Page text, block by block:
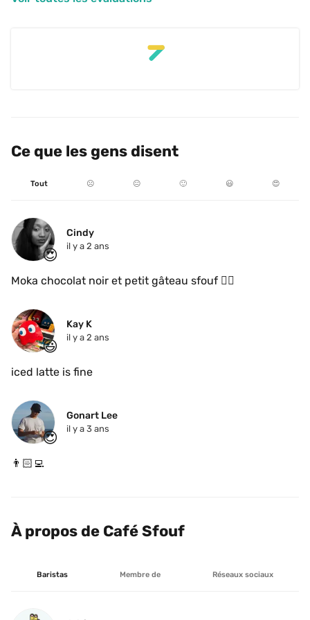
Ce que les gens disent
Tout ☹️ 😐 🙂 😃 😍
😍
Cindy
il y a 2 ans
Moka chocolat noir et petit gâteau sfouf 👌🏾
😃
Kay K
il y a 2 ans
iced latte is fine
😍
Gonart Lee
il y a 3 ans
👨🏻‍💻
À propos de Café Sfouf
Baristas Membre de Réseaux sociaux